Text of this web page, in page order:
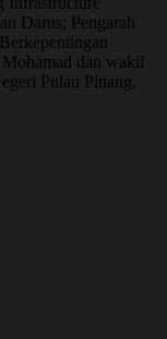
Darus; Pengarah
dan wakil
Pulau Pinang,